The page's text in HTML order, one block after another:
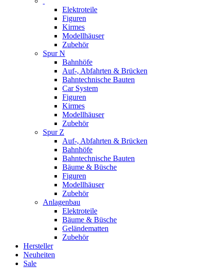
Elektroteile
Figuren
Kirmes
Modellhäuser
Zubehör
Spur N
Bahnhöfe
Auf-, Abfahrten & Brücken
Bahntechnische Bauten
Car System
Figuren
Kirmes
Modellhäuser
Zubehör
Spur Z
Auf-, Abfahrten & Brücken
Bahnhöfe
Bahntechnische Bauten
Bäume & Büsche
Figuren
Modellhäuser
Zubehör
Anlagenbau
Elektroteile
Bäume & Büsche
Geländematten
Zubehör
Hersteller
Neuheiten
Sale